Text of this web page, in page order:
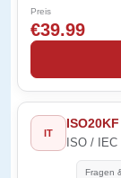
Preis
€39.99
IT
ISO20KF
ISO /
Fragen